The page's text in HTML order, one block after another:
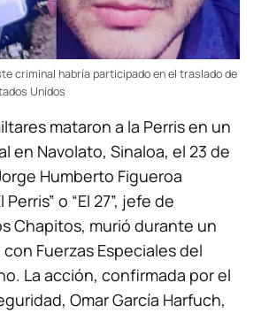
criminal habría participado en el traslado de
Unidos
mataron a la Perris en un
en Navolato, Sinaloa, el 23 de
Humberto Figueroa
o “El 27”, jefe de
Chapitos, murió durante un
Fuerzas Especiales del
La acción, confirmada por el
Omar García Harfuch,